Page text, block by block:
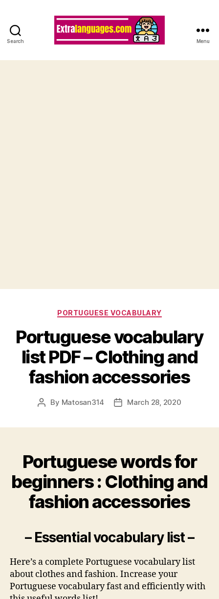
Search Menu
Categories
PORTUGUESE VOCABULARY
Portuguese vocabulary
list PDF – Clothing and
fashion accessories
Post
By Matosan314
PostMarch 28, 2020
Portuguese words for
beginners : Clothing and
fashion accessories
– Essential vocabulary list –
Here’s a complete Portuguese vocabulary list
about clothes and fashion. Increase your
Portuguese vocabulary fast and efficiently with